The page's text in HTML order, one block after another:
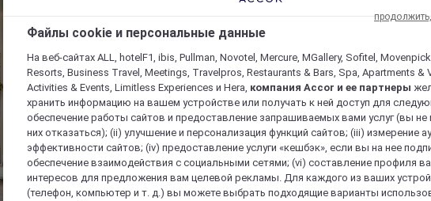
Файлы cookie и персональные данные
На веб-сайтах ALL, hotelF1, ibis, Pullman, Novotel, Mercure, MGallery, Sofitel,
Resorts, Business Travel, Meetings, Travelpros, Restaurants & Bars, Spa, Apartments &
Activities & Events, Limitless Experiences и Hera, компания Accor и ее партнеры
хранить информацию на вашем устройстве или получать к ней доступ для
обеспечение работы сайтов и предоставление запрашиваемых вами услуг (вы
них отказаться); (ii) улучшение и персонализация функций сайтов; (iii) измерение
эффективности сайтов; (iv) предоставление услуги «кешбэк», если вы на нее
обеспечение взаимодействия с социальными сетями; (vi) составление профиля
интересов для предложения вам целевой рекламы. Для каждого из ваших
(телефон, компьютер и т. д.) вы можете выбрать подходящие варианты